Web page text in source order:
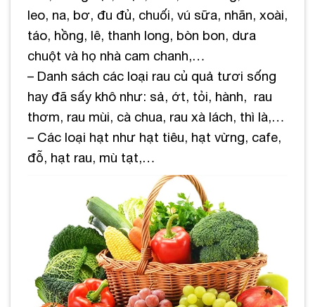
leo, na, bơ, đu đủ, chuối, vú sữa, nhãn, xoài,
táo, hồng, lê, thanh long, bòn bon, dưa
chuột và họ nhà cam chanh,…
– Danh sách các loại rau củ quả tươi sống
hay đã sấy khô như: sả, ớt, tỏi, hành, rau
thơm, rau mùi, cà chua, rau xà lách, thì là,…
– Các loại hạt như hạt tiêu, hạt vừng, cafe,
đỗ, hạt rau, mù tạt,…